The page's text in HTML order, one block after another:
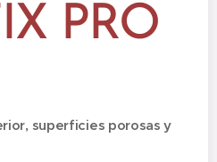
PRO
superficies porosas y